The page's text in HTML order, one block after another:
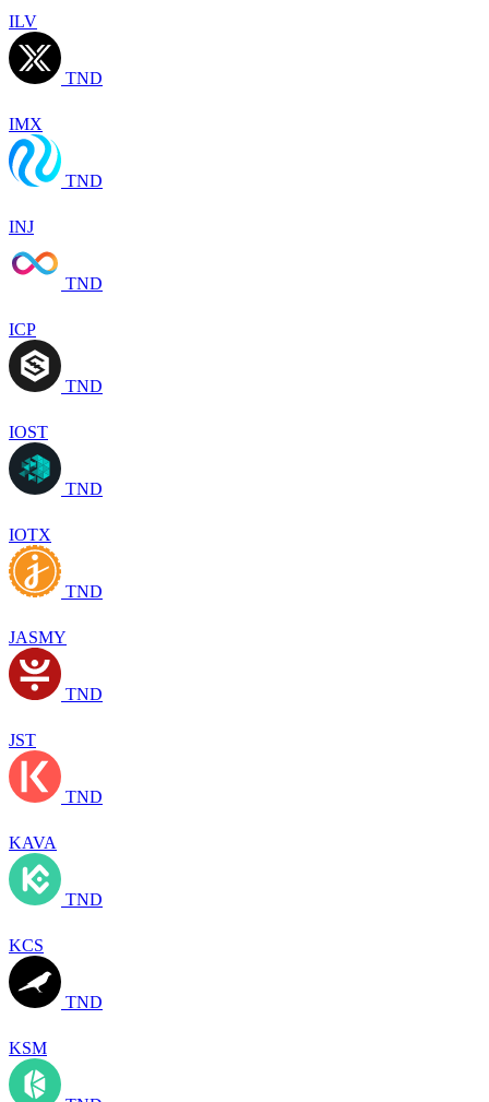
ILV
TND
IMX
TND
INJ
TND
ICP
TND
IOST
TND
IOTX
TND
JASMY
TND
JST
TND
KAVA
TND
KCS
TND
KSM